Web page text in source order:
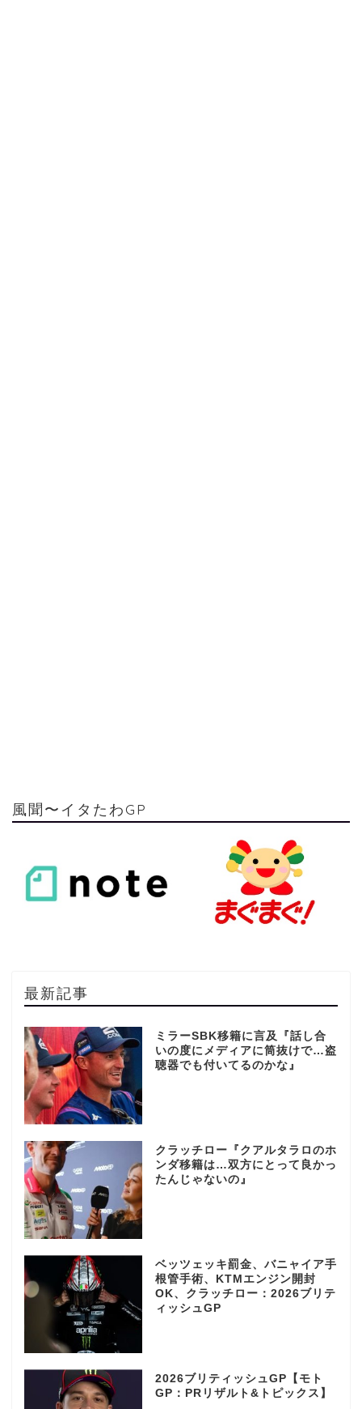
風聞〜イタたわGP
最新記事
ミラーSBK移籍に言及『話し合
いの度にメディアに筒抜けで…盗
聴器でも付いてるのかな』
クラッチロー『クアルタラロのホ
ンダ移籍は…双方にとって良かっ
たんじゃないの』
ベッツェッキ罰金、バニャイア手
根管手術、KTMエンジン開封
OK、クラッチロー：2026ブリテ
ィッシュGP
2026ブリティッシュGP【モト
GP：PRリザルト&トピックス】